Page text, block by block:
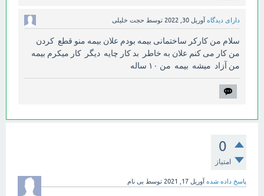
دارای دیدگاه آوریل 30, 2022 توسط حجت خلیلی
سلام من کارکر ساختمانی بیمه بودم علان بیمه منو قطع کردن
من کار می کنم علان به خاطر بد کار چایه دیگر کار میکرم بیمه
من آزاد میشه بیمه من ۱۰ ساله
0
امتیاز
پاسخ داده شده آوریل 17, 2021 توسط بی نام